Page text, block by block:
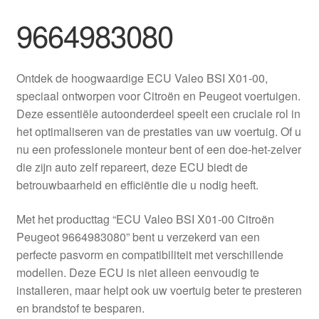
Betalingen
Contact
Kassa
Klachten
Levering
Mijn account
Over ons
9664983080
Ontdek de hoogwaardige ECU Valeo BSI X01-00,
speciaal ontworpen voor Citroën en Peugeot voertuigen.
Deze essentiële autoonderdeel speelt een cruciale rol in
het optimaliseren van de prestaties van uw voertuig. Of u
nu een professionele monteur bent of een doe-het-zelver
die zijn auto zelf repareert, deze ECU biedt de
betrouwbaarheid en efficiëntie die u nodig heeft.
Met het producttag “ECU Valeo BSI X01-00 Citroën
Peugeot 9664983080” bent u verzekerd van een
perfecte pasvorm en compatibiliteit met verschillende
modellen. Deze ECU is niet alleen eenvoudig te
installeren, maar helpt ook uw voertuig beter te presteren
en brandstof te besparen.